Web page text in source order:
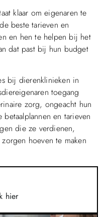
klaar om eigenaren te
beste tarieven en
en hen te helpen bij het
dat past bij hun budget
bij dierenklinieken in
toegang
zorg, ongeacht hun
en tarieven
die ze verdienen,
hoeven te maken
hier